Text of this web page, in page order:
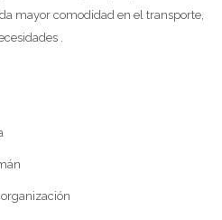
mayor comodidad en el transporte,
.